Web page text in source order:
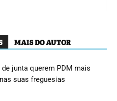
MAIS DO AUTOR
junta querem PDM mais
suas freguesias